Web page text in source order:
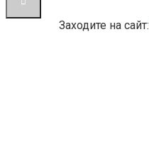
Заходите на сайт: